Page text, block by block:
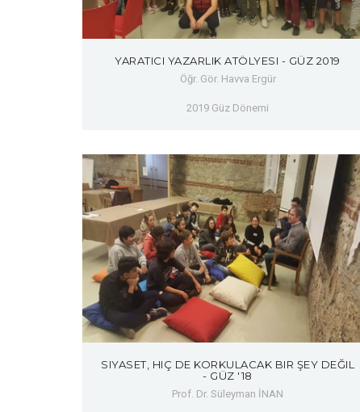
YARATICI YAZARLIK ATÖLYESI - GÜZ 2019
Öğr. Gör. Havva Ergür
2019 Güz Dönemi
SIYASET, HIÇ DE KORKULACAK BIR ŞEY DEĞIL
- GÜZ '18
Prof. Dr. Süleyman İNAN